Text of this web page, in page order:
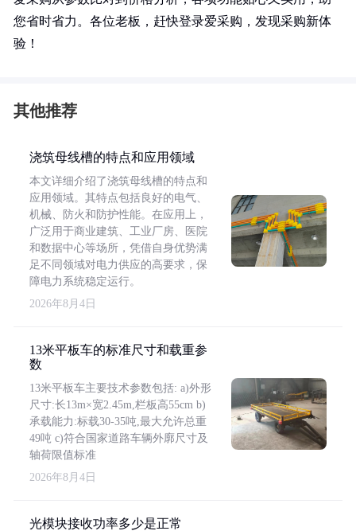
您省时省力。各位老板，赶快登录爱采购，发现采购新体
验！
其他推荐
浇筑母线槽的特点和应用领域
本文详细介绍了浇筑母线槽的特点和
应用领域。其特点包括良好的电气、
机械、防火和防护性能。在应用上，
广泛用于商业建筑、工业厂房、医院
和数据中心等场所，凭借自身优势满
足不同领域对电力供应的高要求，保
障电力系统稳定运行。
2026年8月4日
13米平板车的标准尺寸和载重参
数
13米平板车主要技术参数包括: a)外形
尺寸:长13m×宽2.45m,栏板高55cm b)
承载能力:标载30-35吨,最大允许总重
49吨 c)符合国家道路车辆外廓尺寸及
轴荷限值标准
2026年8月4日
光模块接收功率多少是正常